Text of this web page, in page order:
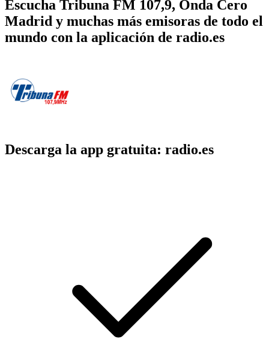
Escucha Tribuna FM 107,9, Onda Cero
Madrid y muchas más emisoras de todo el
mundo con la aplicación de radio.es
Descarga la app gratuita: radio.es